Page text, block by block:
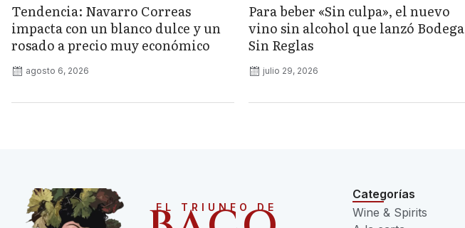
Tendencia: Navarro Correas
impacta con un blanco dulce y un
rosado a precio muy económico
agosto 6, 2026
Para beber «Sin culpa», el nuevo
vino sin alcohol que lanzó Bodega
Sin Reglas
julio 29, 2026
EL TRIUNFO DE
Categorías
Wine & Spirits